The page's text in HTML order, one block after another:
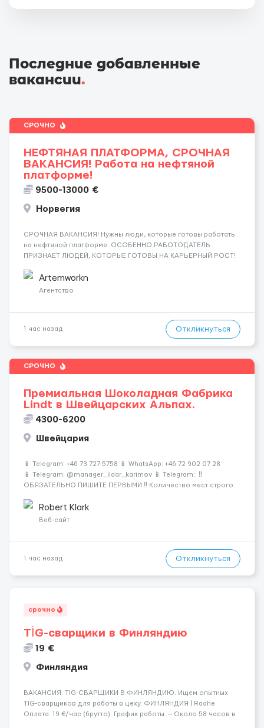
Последние добавленные
вакансии.
СРОЧНО
НЕФТЯНАЯ ПЛАТФОРМА, СРОЧНАЯ
ВАКАНСИЯ! Работа на нефтяной
платформе!
9500-13000 €
Норвегия
СРОЧНАЯ ВАКАНСИЯ! Нужны люди, которые готовы работать
на нефтяной платформе. ОСОБЕННО РАБОТОДАТЕЛЬ
ПРИЗНАЕТ ЛЮДЕЙ, КОТОРЫЕ ГОТОВЫ НА КАРЬЕРНЫЙ РОСТ!
сварщика, Помощник механика ( стыковка метала, зачистка
метала, подготовка рабочего места и т....
Artemworkn
Агентство
1 час назад Откликнуться
СРОЧНО
Премиальная Шоколадная Фабрика
Lindt в Швейцарских Альпах.
4300-6200
Швейцария
📱 Telegram: +46 73 727 5758 📱 WhatsApp: +46 72 902 07 28
📱 Telegram: @manager_ildar_karimov 📱 Telegram: ‼️
ОБЯЗАТЕЛЬНО ПИШИТЕ ПЕРВЫМИ ‼️ Количество мест строго
зарплаты 🏔 Швейцария &mdash...
Robert Klark
Веб-сайт
1 час назад Откликнуться
срочно
TİG-сварщики в Финляндию
19 €
Финляндия
​​ВАКАНСИЯ: TIG-СВАРЩИКИ В ФИНЛЯНДИЮ. Ищем опытных
TIG-сварщиков для работы в цеху. ФИНЛЯНДИЯ | Raahe
Оплата: 19 €/час (брутто). График работы: — Около 58 часов в